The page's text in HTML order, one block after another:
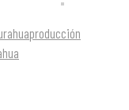
producción